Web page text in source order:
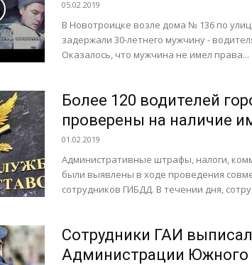
05.02.2019
В Новотроицке возле дома № 136 по
задержали 30-летнего мужчину -
Оказалось, что мужчина не имел права...
Более 120 водителей
проверены на наличие
01.02.2019
Административные штрафы, налоги,
были выявлены в ходе проведения
сотрудников ГИБДД. В течении дня,
Сотрудники ГАИ
Администрации Южного